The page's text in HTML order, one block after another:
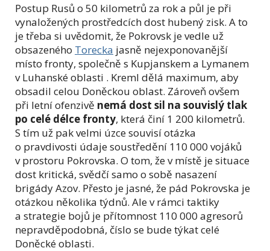
Postup Rusů o 50 kilometrů za rok a půl je při
vynaložených prostředcích dost hubený zisk. A to
je třeba si uvědomit, že Pokrovsk je vedle už
obsazeného Torecka jasně nejexponovanější
místo fronty, společně s Kupjanskem a Lymanem
v Luhanské oblasti . Kreml dělá maximum, aby
obsadil celou Doněckou oblast. Zároveň ovšem
při letní ofenzivě nemá dost sil na souvislý tlak
po celé délce fronty, která činí 1 200 kilometrů.
S tím už pak velmi úzce souvisí otázka
o pravdivosti údaje soustředění 110 000 vojáků
v prostoru Pokrovska. O tom, že v místě je situace
dost kritická, svědčí samo o sobě nasazení
brigády Azov. Přesto je jasné, že pád Pokrovska je
otázkou několika týdnů. Ale v rámci taktiky
a strategie bojů je přítomnost 110 000 agresorů
nepravděpodobná, číslo se bude týkat celé
Doněcké oblasti.